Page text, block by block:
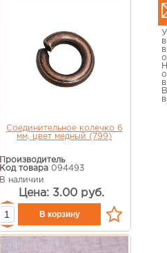
Соединительное колечко 6
мм, цвет медный (799)
Производитель
Код товара 094493
В наличии
Цена: 3.00 руб.